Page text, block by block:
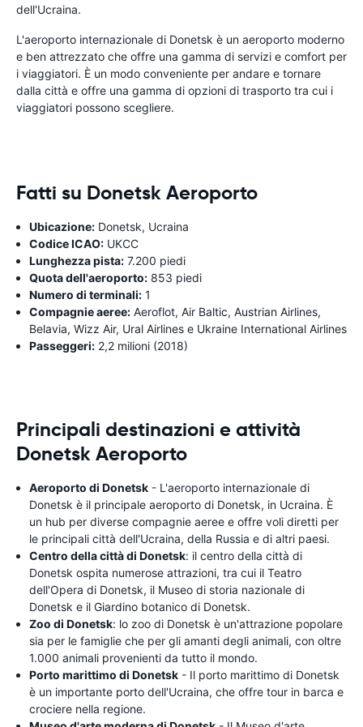
dell'Ucraina.
L'aeroporto internazionale di Donetsk è un aeroporto moderno
e ben attrezzato che offre una gamma di servizi e comfort per
i viaggiatori. È un modo conveniente per andare e tornare
dalla città e offre una gamma di opzioni di trasporto tra cui i
viaggiatori possono scegliere.
Fatti su Donetsk Aeroporto
Ubicazione: Donetsk, Ucraina
Codice ICAO: UKCC
Lunghezza pista: 7.200 piedi
Quota dell'aeroporto: 853 piedi
Numero di terminali: 1
Compagnie aeree: Aeroflot, Air Baltic, Austrian Airlines,
Belavia, Wizz Air, Ural Airlines e Ukraine International Airlines
Passeggeri: 2,2 milioni (2018)
Principali destinazioni e attività
Donetsk Aeroporto
Aeroporto di Donetsk - L'aeroporto internazionale di
Donetsk è il principale aeroporto di Donetsk, in Ucraina. È
un hub per diverse compagnie aeree e offre voli diretti per
le principali città dell'Ucraina, della Russia e di altri paesi.
Centro della città di Donetsk: il centro della città di
Donetsk ospita numerose attrazioni, tra cui il Teatro
dell'Opera di Donetsk, il Museo di storia nazionale di
Donetsk e il Giardino botanico di Donetsk.
Zoo di Donetsk: lo zoo di Donetsk è un'attrazione popolare
sia per le famiglie che per gli amanti degli animali, con oltre
1.000 animali provenienti da tutto il mondo.
Porto marittimo di Donetsk - Il porto marittimo di Donetsk
è un importante porto dell'Ucraina, che offre tour in barca e
crociere nella regione.